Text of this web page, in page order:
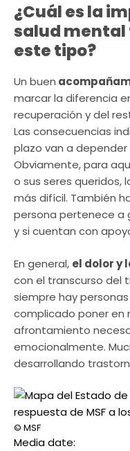
¿Cuál es la
salud mental
este tipo?
Un buen
marcar la diferencia
recuperación y del
Las consecuencias
plazo van a
Obviamente, para
o sus seres queridos,
más difícil. También
persona pertenece a
y si cuentan con
En general, el dolor y
con el transcurso del
siempre hay
complicado poner en
afrontamiento
emocionalmente.
desarrollando
© MSF
Media date: